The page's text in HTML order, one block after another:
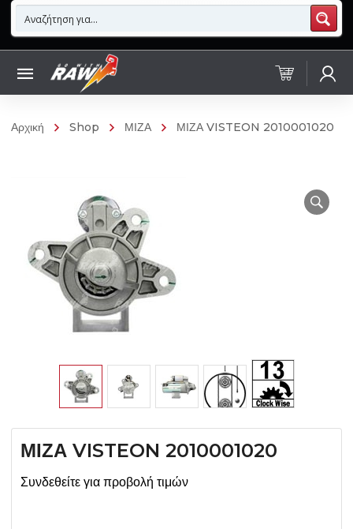
Αρχική Shop ΜΙΖΑ ΜΙΖΑ VISTEON 2010001020
ΜΙΖΑ VISTEON 2010001020
Συνδεθείτε για προβολή τιμών